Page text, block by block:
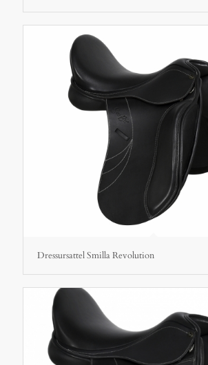
Dressursattel Smilla Revolution